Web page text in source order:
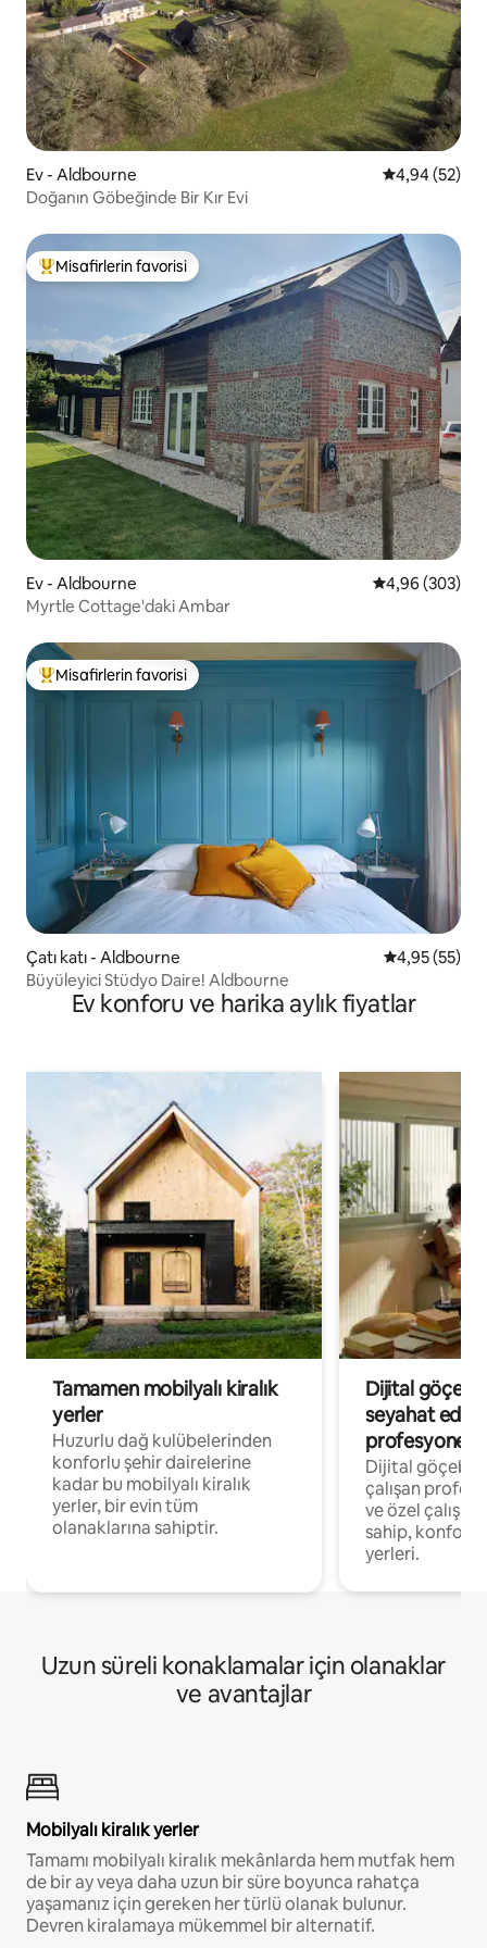
Ev - Aldbourne 5 üzerinden
4,94 (52)
Doğanın Göbeğinde Bir Kır Evi
Misafirlerin favorilerinden en beğenilenler arasında
Misafirlerin favorisi
Ev - Aldbourne 5 üzerinden
4,96 (303)
Myrtle Cottage'daki Ambar
Misafirlerin favorilerinden en beğenilenler arasında
Misafirlerin favorisi
Çatı katı - Aldbourne 5 üzerinden
4,95 (55)
Büyüleyici Stüdyo Daire! Aldbourne
Ev konforu ve harika aylık fiyatlar
Tamamen mobilyalı kiralık
yerler
Huzurlu dağ kulübelerinden
konforlu şehir dairelerine
kadar bu mobilyalı kiralık
yerler, bir evin tüm
olanaklarına sahiptir.
Dijital
seyahat eden
Dijital
çalışan
ve özel
sahip,
yerleri.
Uzun süreli konaklamalar için olanaklar
ve avantajlar
Mobilyalı kiralık yerler
Tamamı mobilyalı kiralık mekânlarda hem mutfak hem
de bir ay veya daha uzun bir süre boyunca rahatça
yaşamanız için gereken her türlü olanak bulunur.
Devren kiralamaya mükemmel bir alternatif.